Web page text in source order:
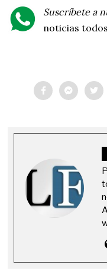
Suscríbete a
noticias